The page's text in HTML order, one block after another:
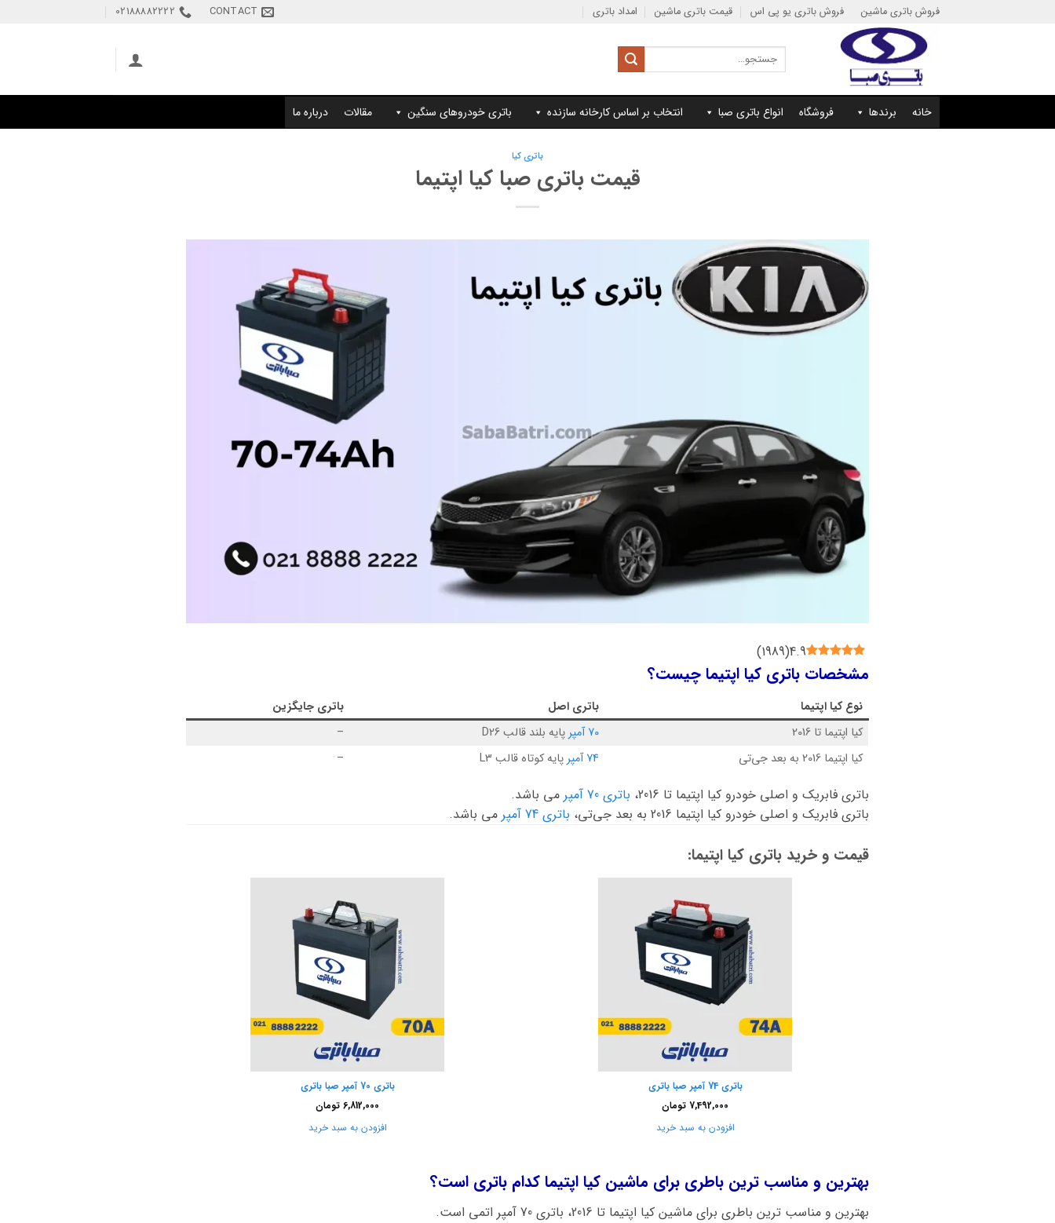
فروش باتری ماشین فروش باتری یو پی اس قیمت باتری ماشین امداد باتری CONTACT
02188882222
جستجو
برای:
خانه برندها فروشگاه انواع باتری صبا انتخاب بر اساس کارخانه سازنده باتری خودروهای سنگین مقالات درباره ما
باتری کیا
قیمت باتری صبا کیا اپتیما
4.9
(
1989
)
مشخصات باتری کیا اپتیما چیست؟
نوعکیا اپتیما باتری اصل
باتری جایگزین
کیا اپتیما تا 2016
70 آمپر پایه بلند قالب D26
–
کیا اپتیما 2016 به بعد جی‌تی
74 آمپر پایه کوتاه قالب L3 –
باتری فابریک و اصلی خودرو کیا اپتیما تا 2016، باتری 70 آمپر
می باشد.
باتری فابریک و اصلی خودرو کیا اپتیما 2016 به بعد جی‌تی،
باتری 74 آمپر می باشد.
قیمت و خرید باتری کیا اپتیما:
باتری 74 آمپر صبا باتری
7,492,000 تومان
افزودن به سبد خرید
باتری 70 آمپر صبا باتری
6,812,000 تومان
افزودن به سبد خرید
بهترین و مناسب ترین باطری برای ماشین کیا اپتیما کدام باتری است؟
بهترین و مناسب ترین باطری برای ماشین کیا اپتیما تا 2016، باتری 70 آمپر اتمی است.